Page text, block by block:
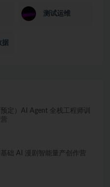
测试运维
据
预定）AI Agent 全栈工程师训
础 AI 漫剧智能量产创作营